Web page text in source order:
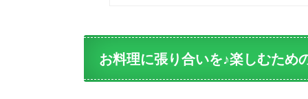
お料理に張り合いを♪楽しむため